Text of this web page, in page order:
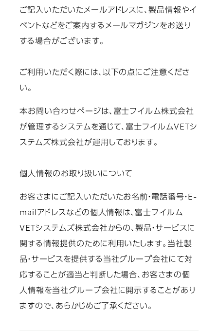
ご記入いただいたメールアドレスに、製品情報やイ
ベントなどをご案内するメールマガジンをお送り
する場合がございます。
ご利用いただく際には、以下の点にご注意くださ
い。
本お問い合わせページは、富士フイルム株式会社
が管理するシステムを通じて、富士フイルムVETシ
ステムズ株式会社が運用しております。
個人情報のお取り扱いについて
お客さまにご記入いただいたお名前・電話番号・E-
mailアドレスなどの個人情報は、富士フイルム
VETシステムズ株式会社からの、製品・サービスに
関する情報提供のために利用いたします。当社製
品・サービスを提供する当社グループ会社にて対
応することが適当と判断した場合、お客さまの個
人情報を当社グループ会社に開示することがあり
ますので、あらかじめご了承ください。